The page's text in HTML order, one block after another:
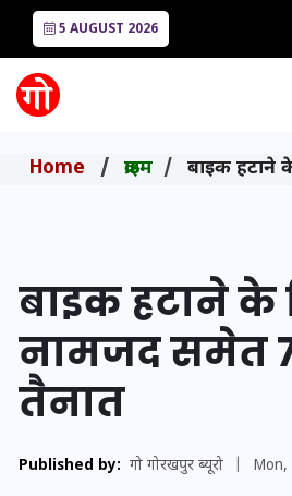
5 AUGUST 2026
Home क्राइम बाइक हटाने
बाइक हटाने के
नामजद समेत
तैनात
Published by: गो गोरखपुर ब्यूरो Mon,